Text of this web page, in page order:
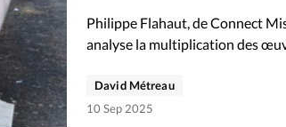
Philippe Flahaut, de Connect
analyse la multiplication des
David Métreau
10 Sep 2025